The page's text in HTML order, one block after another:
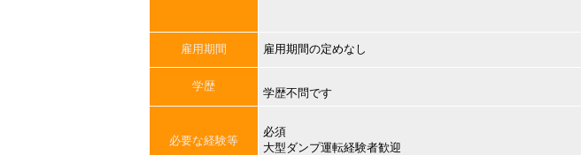
雇用期間 雇用期間の定めなし
学歴
学歴不問です
必要な経験等
必須
大型ダンプ運転経験者歓迎